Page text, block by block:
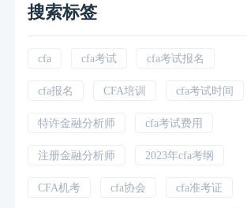
搜索标签
cfa cfa考试 cfa考试报名
cfa报名 CFA培训 cfa考试时间
特许金融分析师 cfa考试费用
注册金融分析师 2023年cfa考纲
CFA机考 cfa协会 cfa准考证